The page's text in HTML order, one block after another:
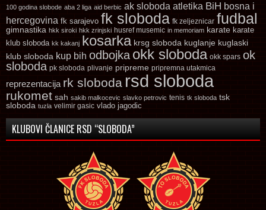
100 godina slobode aba 2 liga aid berbic ak sloboda atletika BiH bosna i
hercegovina fk sarajevo fk sloboda fk zeljeznicar fudbal
gimnastika hkk siroki hkk zrinjski husref musemic in memoriam karate karate
klub sloboda kk kakanj kosarka krsg sloboda kuglanje kuglaski
klub sloboda kup bih odbojka okk sloboda okk spars ok
sloboda pk sloboda plivanje pripreme pripremna utakmica
reprezentacija rk sloboda rsd sloboda
rukomet sah sakib malkocevic slavko petrovic tenis tk sloboda tsk
sloboda tuzla velimir gasic vlado jagodic
KLUBOVI ČLANICE RSD “SLOBODA”